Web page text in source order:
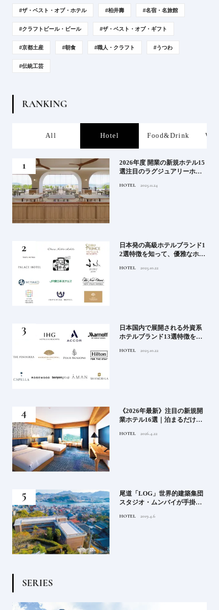
#ザ・ベスト・オブ・ホテル #柏井壽 #名宿・名旅館
#クラフトビール・ビール #ザ・ベスト・オブ・ギフト
#京都土産 #朝食 #職人・クラフト #うつわ
#伝統工芸
RANKING
All Hotel Food&Drink
2026年度 開業の新規ホテル15
選注目のラグジュアリーホテ
ィホテルまでご紹介【前編】
HOTEL 2025.11.24
日本発の高級ホテルブランド1
2選特徴を知って、優雅なホテ
ンド大解剖①
HOTEL 2025.10.22
日本国内で展開される外資系
ホテルブランド13選特徴を知
満喫｜ホテルブランド大解剖
HOTEL 2025.10.22
《2026年最新》注目の新規開
業ホテル16選｜泊まるだけで
ル
HOTEL 2026.4.22
尾道「LOG」世界的建築集団
スタジオ・ムンバイが手掛け
HOTEL 2019.4.6
SERIES